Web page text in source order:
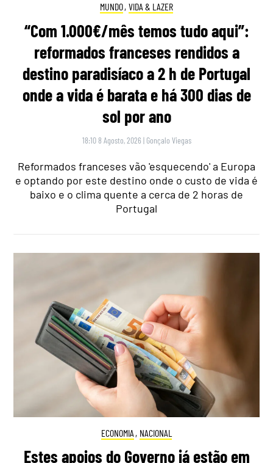
MUNDO, VIDA & LAZER
“Com 1.000€/mês temos tudo aqui”:
reformados franceses rendidos a
destino paradisíaco a 2 h de Portugal
onde a vida é barata e há 300 dias de
sol por ano
18:10 8 Agosto, 2026 | Gonçalo Viegas
Reformados franceses vão 'esquecendo' a Europa
e optando por este destino onde o custo de vida é
baixo e o clima quente a cerca de 2 horas de
Portugal
ECONOMIA , NACIONAL
Estes apoios do Governo já estão em